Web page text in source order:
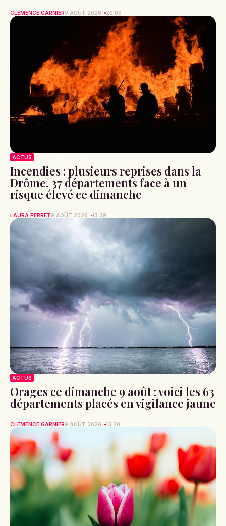
CLÉMENCE GARNIER9 AOÛT 2026 20:09
ACTUS
Incendies : plusieurs reprises dans la
Drôme, 37 départements face à un
risque élevé ce dimanche
LAURA PERRET9 AOÛT 2026 13:39
ACTUS
Orages ce dimanche 9 août : voici les 63
départements placés en vigilance jaune
CLÉMENCE GARNIER9 AOÛT 2026 13:20